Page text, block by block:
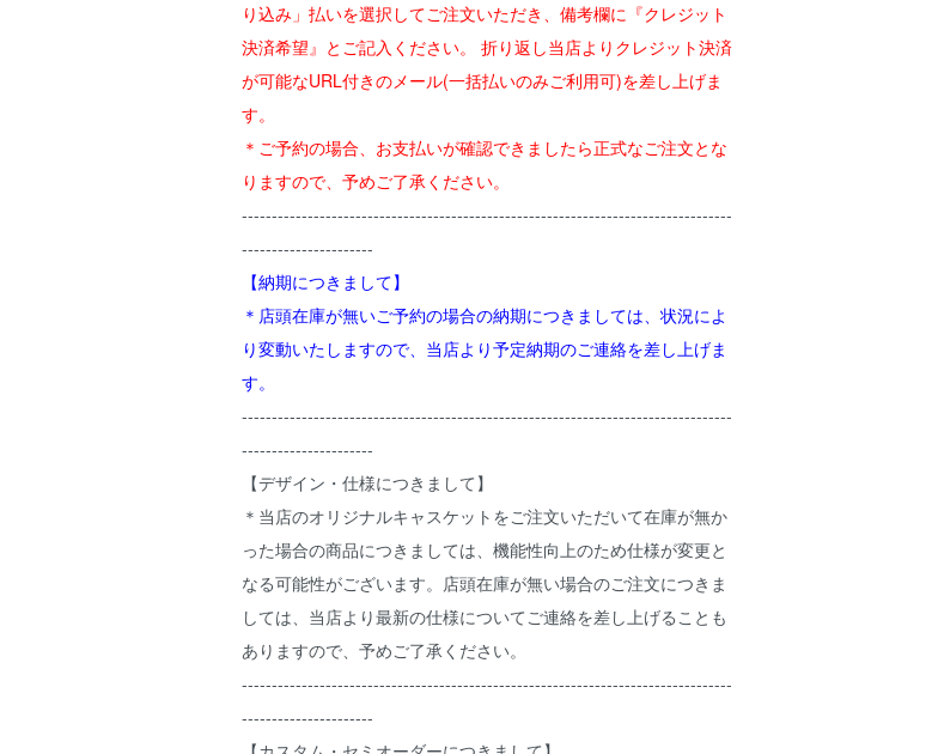
り込み」払いを選択してご注文いただき、備考欄に『クレジット
決済希望』とご記入ください。 折り返し当店よりクレジット決済
が可能なURL付きのメール(一括払いのみご利用可)を差し上げま
す。
＊ご予約の場合、お支払いが確認できましたら正式なご注文とな
りますので、予めご了承ください。
----------------------------------------------------------------------------------
----------------------
【納期につきまして】
＊店頭在庫が無いご予約の場合の納期につきましては、状況によ
り変動いたしますので、当店より予定納期のご連絡を差し上げま
す。
----------------------------------------------------------------------------------
----------------------
【デザイン・仕様につきまして】
＊当店のオリジナルキャスケットをご注文いただいて在庫が無か
った場合の商品につきましては、機能性向上のため仕様が変更と
なる可能性がございます。店頭在庫が無い場合のご注文につきま
しては、当店より最新の仕様についてご連絡を差し上げることも
ありますので、予めご了承ください。
----------------------------------------------------------------------------------
----------------------